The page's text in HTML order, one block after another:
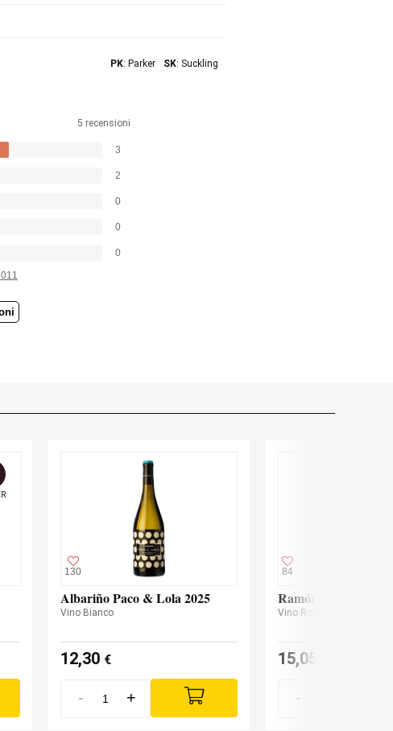
PK: Parker SK: Suckling
5 recensioni
3
2
0
0
0
130
Albariño Paco & Lola 2025
Vino Bianco
12,30 €
- +
84
Ramón Bilbao
Vino Rosso
15,05
-